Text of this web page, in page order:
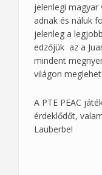
jelenlegi
adnak és náluk
jelenleg a
edzőjük az a
mindent
világon meglehet.
A PTE PEAC
érdeklődőt,
Lauberbe!